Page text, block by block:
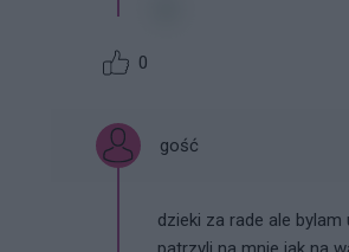
0
gość
dzieki za rade ale